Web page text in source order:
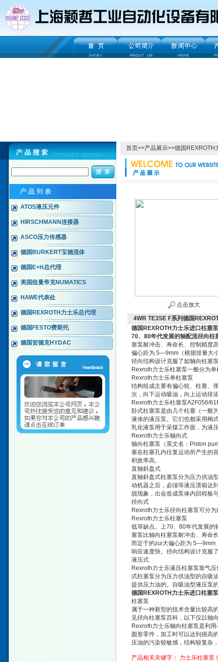
ATOS液压元件
HIRSCHMANN连接器
ASCO压力传感器
德国BURKERT宝德流体
德国E+H总代理
美国纽曼帝克NUMATICS
HAWE代表处
德国REXROTH力士乐总代理
德国FESTO费斯托
德国贺德克HYDAC
首页>>产品展示>>德国REXROTH
点击放大
4WR TE3SE F系列德国
德国REXROTH力士乐进口柱塞
70、80年代发展的轴配流径向柱
塞泵耐冲击、寿命长、控制精度
偏心距为 5—9mm（根据排量大
径向结构设计克服了如轴向柱塞
Rexroth力士乐柱塞泵一般分为
Rexroth力士乐单柱塞泵
结构组成主要有偏心轮、柱塞、
次，向下运动吸油，向上运动排
Rexroth力士乐柱塞泵A2F056/
卧式柱塞泵是由几个柱塞（一般
液体的液压泵。它们也都采用阀
乳化液泵用于采煤工作面，为液
Rexroth力士乐轴向式
轴向柱塞泵（英文名：Piston
塞在柱塞孔内往复运动所产生的
积效率高。
直轴斜盘式
直轴斜盘式柱塞泵分为压力供油
动机器之后，必须等液压渍箱达
脱现象，出会造成泵体内回程板
径向式
Rexroth力士乐径向柱塞泵可分
Rexroth力士乐柱塞泵
低等缺点。上70、80年代发展的
塞泵比轴向柱塞泵耐冲击、寿命
而定于的zui大偏心距为 5—9mm
响应速度快。径向结构设计克服
液压式
Rexroth力士乐液压柱塞泵靠气
式柱塞泵分为压力供油型的自吸
提供压力油的。自吸油型液压泵
德国REXROTH力士乐进口柱塞
柱塞泵
属于一种新型的技术含量比较高
见径向柱塞泵百科，以下仅以轴
Rexroth力士乐轴向柱塞泵是利
圆形零件，加工时可以达到很高
压油的污染较敏感，结构较复杂
产品相关关键字： 力士乐柱塞泵